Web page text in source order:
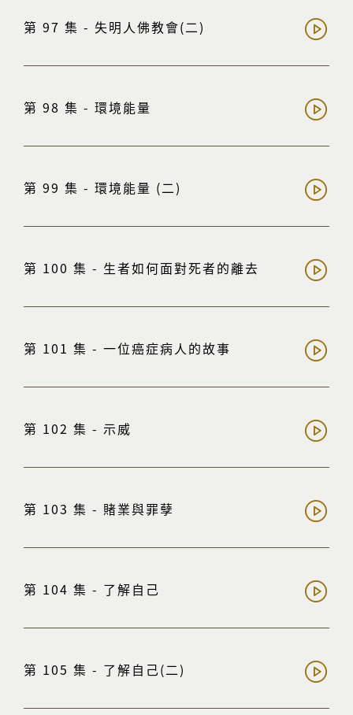
第 97 集 - 失明人佛教會(二)
第 98 集 - 環境能量
第 99 集 - 環境能量 (二)
第 100 集 - 生者如何面對死者的離去
第 101 集 - 一位癌症病人的故事
第 102 集 - 示威
第 103 集 - 賭業與罪孽
第 104 集 - 了解自己
第 105 集 - 了解自己(二)